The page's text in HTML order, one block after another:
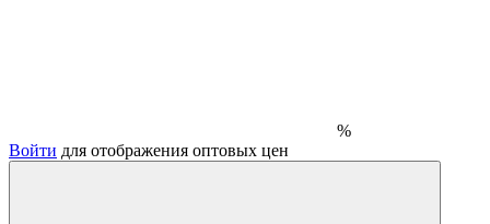
%
Войти для отображения оптовых цен